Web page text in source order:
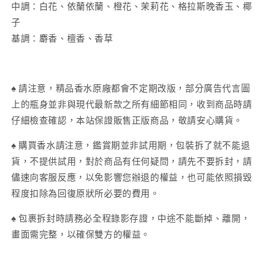
中調：白花、依蘭依蘭、橙花、茉莉花、格拉斯晚香玉、椰
子
基調：麝香、檀香、香草
♠ 請注意，精品香水原廠都會不定期改版，部分廣告代言圖
上的瓶身並非與現代最新款之所有細節相同，收到商品時請
仔細檢查確認，本站保證販售正版商品，敬請安心購貨。
♠ 購買香水請注意，鑑賞期並非試用期，包裝拆了就不能退
貨，不提供試用，對於商品有任何疑問，請先不要拆封，請
儘速向客服反應，以免影響您辦退的權益，也可能依照損毀
程度扣除為回復原狀所必要的費用。
♠ 包裹拆封時請務必全程錄影存證，中途不能斷掉、離開，
畫面需完整，以確保雙方的權益。